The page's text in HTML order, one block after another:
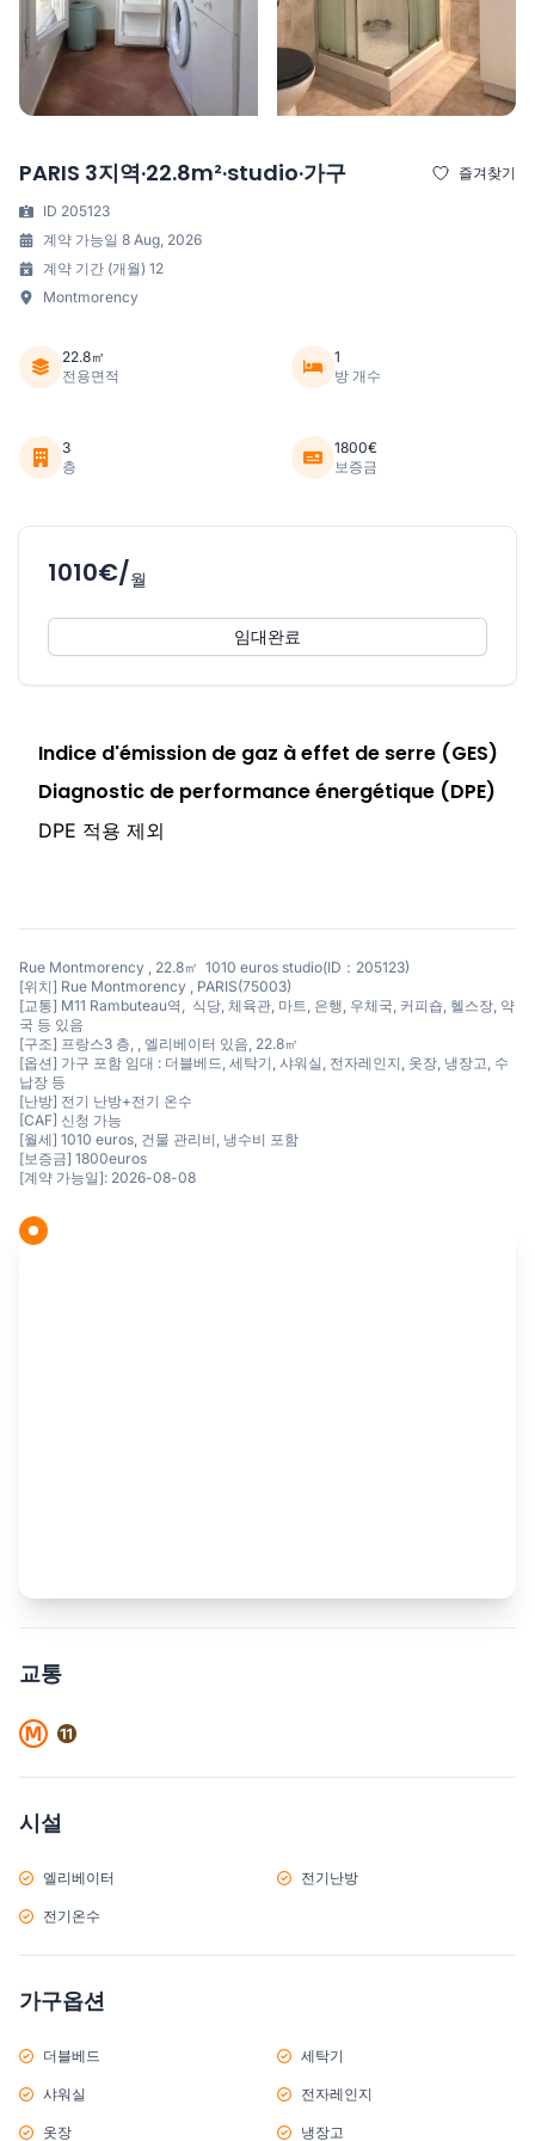
PARIS 3지역·22.8m²·studio·가구 즐겨찾기
ID 205123
계약 가능일 8 Aug, 2026
계약 기간 (개월) 12
Montmorency
22.8㎡
전용면적
1
방 개수
3
층
1800€
보증금
1010€/월
임대완료
Indice d'émission de gaz à effet de serre (GES)
Diagnostic de performance énergétique (DPE)
DPE 적용 제외
Rue Montmorency , 22.8㎡ 1010 euros studio(ID：205123)
[위치] Rue Montmorency , PARIS(75003)
[교통] M11 Rambuteau역, 식당, 체육관, 마트, 은행, 우체국, 커피숍, 헬스장, 약
국 등 있음
[구조] 프랑스3 층, , 엘리베이터 있음, 22.8㎡
[옵션] 가구 포함 임대 : 더블베드, 세탁기, 샤워실, 전자레인지, 옷장, 냉장고, 수
납장 등
[난방] 전기 난방+전기 온수
[CAF] 신청 가능
[월세] 1010 euros, 건물 관리비, 냉수비 포함
[보증금] 1800euros
[계약 가능일]: 2026-08-08
교통
시설
엘리베이터 전기난방
전기온수
가구옵션
더블베드 세탁기
샤워실 전자레인지
옷장 냉장고